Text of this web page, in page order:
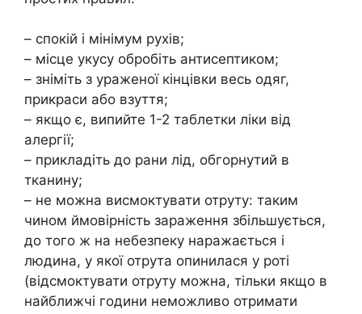
– спокій і мінімум рухів;
– місце укусу обробіть антисептиком;
– зніміть з ураженої кінцівки весь одяг,
прикраси або взуття;
– якщо є, випийте 1-2 таблетки ліки від
алергії;
– прикладіть до рани лід, обгорнутий в
тканину;
– не можна висмоктувати отруту: таким
чином ймовірність зараження збільшується,
до того ж на небезпеку наражається і
людина, у якої отрута опинилася у роті
(відсмоктувати отруту можна, тільки якщо в
найближчі години неможливо отримати